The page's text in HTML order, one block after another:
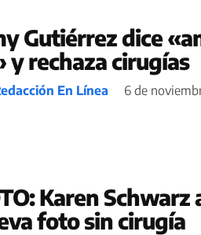
Gutiérrez dice
y rechaza cirugías
En Línea 6 de
Karen
foto sin cirugía